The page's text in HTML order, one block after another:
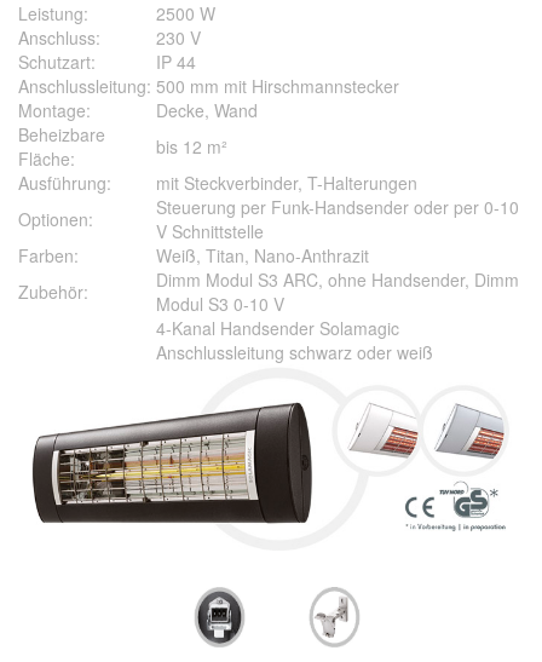
Leistung:
2500 W
Anschluss:
230 V
Schutzart:
IP 44
Anschlussleitung: 500 mm mit Hirschmannstecker
Montage:
Decke, Wand
Beheizbare
Fläche:
bis 12 m²
Ausführung:
mit Steckverbinder, T-Halterungen
Optionen:
Steuerung per Funk-Handsender oder per 0-10
V Schnittstelle
Farben:
Weiß, Titan, Nano-Anthrazit
Zubehör:
Dimm Modul S3 ARC, ohne Handsender, Dimm
Modul S3 0-10 V
4-Kanal Handsender Solamagic
Anschlussleitung schwarz oder weiß